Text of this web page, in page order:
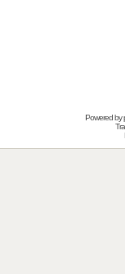
Powered by